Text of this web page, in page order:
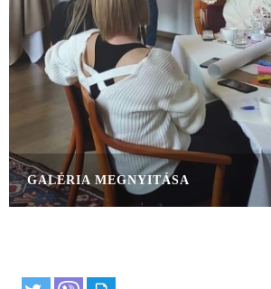
GALÉRIA MEGNYITÁSA